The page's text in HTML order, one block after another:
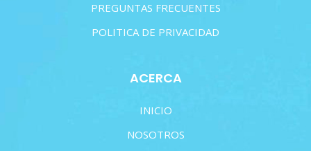
PREGUNTAS FRECUENTES
POLITICA DE PRIVACIDAD
ACERCA
INICIO
NOSOTROS